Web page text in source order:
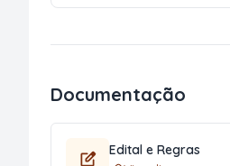
Documentação
Edital e Regras